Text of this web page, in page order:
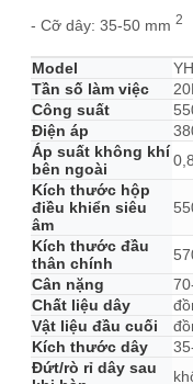
- Cỡ dây: 35-50 mm 2
Model
Tần số làm việc
Công suất
Điện áp
Áp suất không khí
bên ngoài
Kích thước hộp
điều khiển siêu
âm
Kích thước đầu
thân chính
Cân nặng
Chất liệu dây
Vật liệu đầu cuối
Kích thước dây
Đứt/rò rỉ dây sau